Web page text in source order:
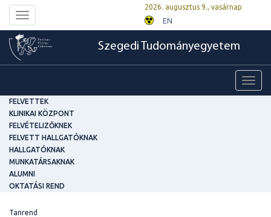
Toggle
navigation
2026. augusztus 9., vasárnap
EN
Szegedi Tudományegyetem
FELVETTEK
KLINIKAI KÖZPONT
FELVÉTELIZŐKNEK
FELVETT HALLGATÓKNAK
HALLGATÓKNAK
MUNKATÁRSAKNAK
ALUMNI
OKTATÁSI REND
Tanrend